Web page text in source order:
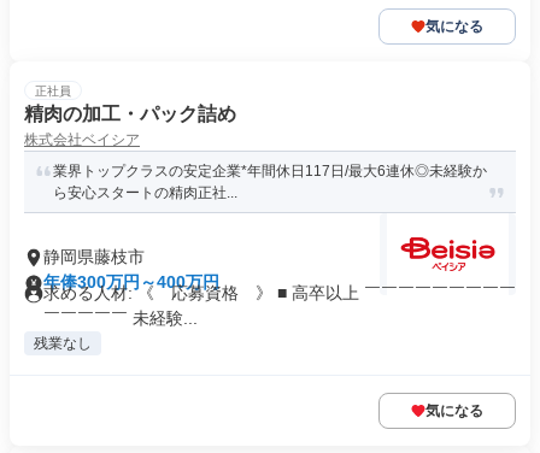
気になる
正社員
精肉の加工・パック詰め
株式会社ベイシア
業界トップクラスの安定企業*年間休日117日/最大6連休◎未経験か
ら安心スタートの精肉正社...
静岡県藤枝市
年俸300万円～400万円
求める人材: 《 応募資格 》 ■ 高卒以上 ￣￣￣￣￣￣￣￣￣
￣￣￣￣￣ 未経験...
残業なし
気になる